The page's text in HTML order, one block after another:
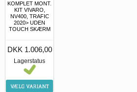
KOMPLET MONT.
KIT VIVARO,
NV400, TRAFIC
2020> UDEN
TOUCH SKÆRM
DKK 1.006,00
Lagerstatus